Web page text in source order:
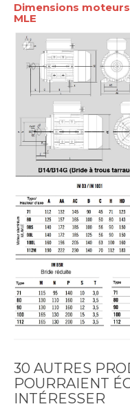
Dimensions
MLE
30 AUTRES
POURRAIENT
INTÉRESSER